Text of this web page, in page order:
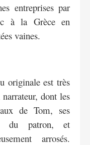
entreprises par
à la Grèce en
vaines.
originale est très
dont les
de Tom, ses
du patron, et
arrosés.